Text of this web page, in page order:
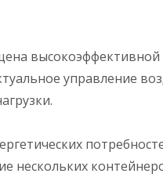
управление
нескольких